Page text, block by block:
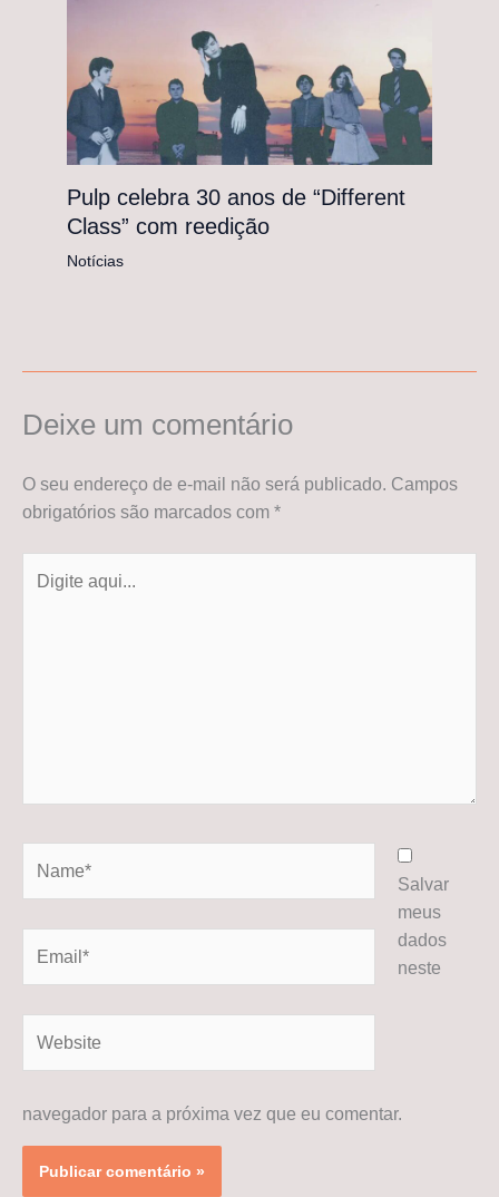
Pulp celebra 30 anos de “Different
Class” com reedição
Notícias
Deixe um comentário
O seu endereço de e-mail não será publicado. Campos
obrigatórios são marcados com *
aqui...
Salvar
meus
dados
neste
navegador para a próxima vez que eu comentar.